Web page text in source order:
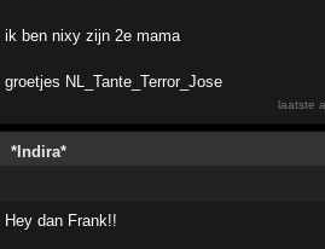
ik ben nixy zijn 2e mama
groetjes NL_Tante_Terror_Jose
laatste
*Indira*
Hey dan Frank!!